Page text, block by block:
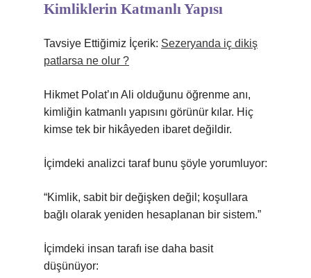
Kimliklerin Katmanlı Yapısı
Tavsiye Ettiğimiz İçerik: Sezeryanda iç dikiş
patlarsa ne olur ?
Hikmet Polat’ın Ali olduğunu öğrenme anı,
kimliğin katmanlı yapısını görünür kılar. Hiç
kimse tek bir hikâyeden ibaret değildir.
İçimdeki analizci taraf bunu şöyle yorumluyor:
“Kimlik, sabit bir değişken değil; koşullara
bağlı olarak yeniden hesaplanan bir sistem.”
İçimdeki insan tarafı ise daha basit
düşünüyor: